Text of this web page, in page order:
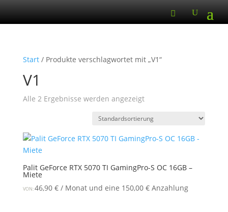
Start/ Produkte verschlagwortet mit „V1“
V1
Alle 2 Ergebnisse werden angezeigt
Palit GeForce RTX 5070 TI GamingPro-S OC 16GB –
Miete
VON:46,90 € / Monat und eine 150,00 €Anzahlung